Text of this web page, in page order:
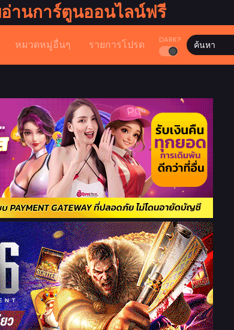
านการ์ตูนออนไลน์ฟรี
หมวดหมู่อื่นๆ รายการโปรด DARK?